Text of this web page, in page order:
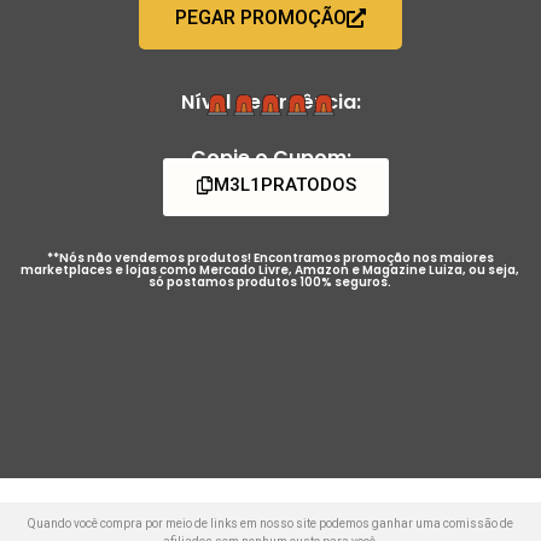
PEGAR PROMOÇÃO
Nível de Urgência:
Copie o Cupom:
M3L1PRATODOS
**Nós não vendemos produtos! Encontramos promoção nos maiores
marketplaces e lojas como Mercado Livre, Amazon e Magazine Luiza, ou seja,
só postamos produtos 100% seguros.
Quando você compra por meio de links em nosso site podemos ganhar uma comissão de